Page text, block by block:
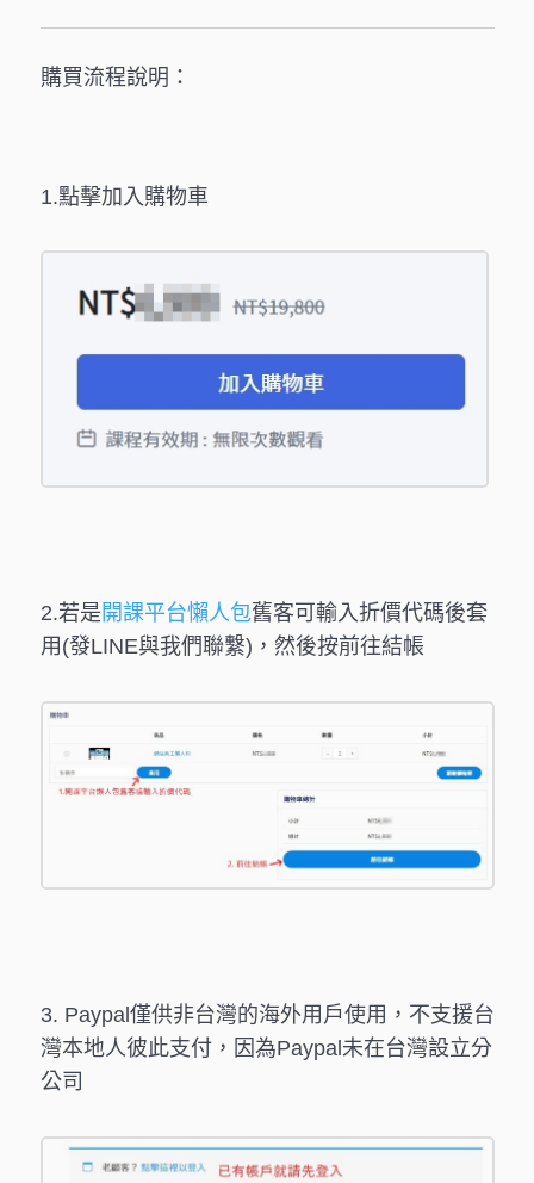
購買流程說明：
1.點擊加入購物車
2.若是 開課平台懶人包舊客可輸入折價代碼後套
用(發LINE與我們聯繫)，然後按前往結帳
3. Paypal僅供非台灣的海外用戶使用，不支援台
灣本地人彼此支付，因為Paypal未在台灣設立分
公司